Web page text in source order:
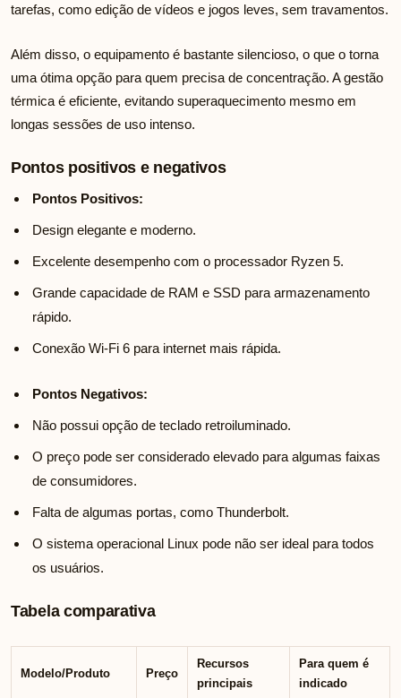
tarefas, como edição de vídeos e jogos leves, sem travamentos.
Além disso, o equipamento é bastante silencioso, o que o torna
uma ótima opção para quem precisa de concentração. A gestão
térmica é eficiente, evitando superaquecimento mesmo em
longas sessões de uso intenso.
Pontos positivos e negativos
Pontos Positivos:
Design elegante e moderno.
Excelente desempenho com o processador Ryzen 5.
Grande capacidade de RAM e SSD para armazenamento
rápido.
Conexão Wi-Fi 6 para internet mais rápida.
Pontos Negativos:
Não possui opção de teclado retroiluminado.
O preço pode ser considerado elevado para algumas faixas
de consumidores.
Falta de algumas portas, como Thunderbolt.
O sistema operacional Linux pode não ser ideal para todos
os usuários.
Tabela comparativa
Modelo/Produto Preço
Recursos
principais
Para quem é
indicado